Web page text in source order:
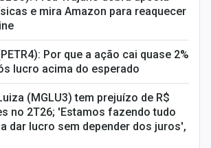
e mira Amazon para reaquecer
Por que a ação cai quase 2%
lucro acima do esperado
(MGLU3) tem prejuízo de R$
no 2T26; 'Estamos fazendo tudo
dar lucro sem depender dos juros',